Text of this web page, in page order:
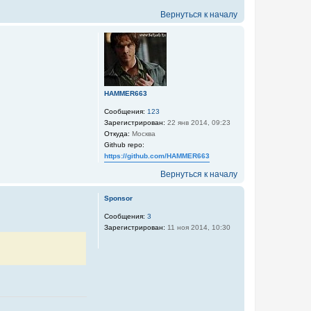
Вернуться к началу
HAMMER663
Сообщения: 123
Зарегистрирован: 22 янв 2014, 09:23
Откуда: Москва
Github repo:
https://github.com/HAMMER663
Вернуться к началу
Sponsor
Сообщения: 3
Зарегистрирован: 11 ноя 2014, 10:30